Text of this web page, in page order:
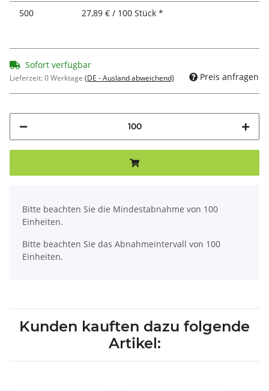
500 27,89 € / 100 Stück *
Sofort verfügbar
Lieferzeit:0 Werktage (DE - Ausland abweichend) Preis anfragen
Bitte beachten Sie die Mindestabnahme von 100
Einheiten.
Bitte beachten Sie das Abnahmeintervall von 100
Einheiten.
Kunden kauften dazu folgende
Artikel: